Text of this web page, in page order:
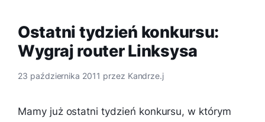
Ostatni tydzień konkursu:
Wygraj router Linksysa
23 października 2011 przez Kandrze.j
Mamy już ostatni tydzień konkursu, w którym